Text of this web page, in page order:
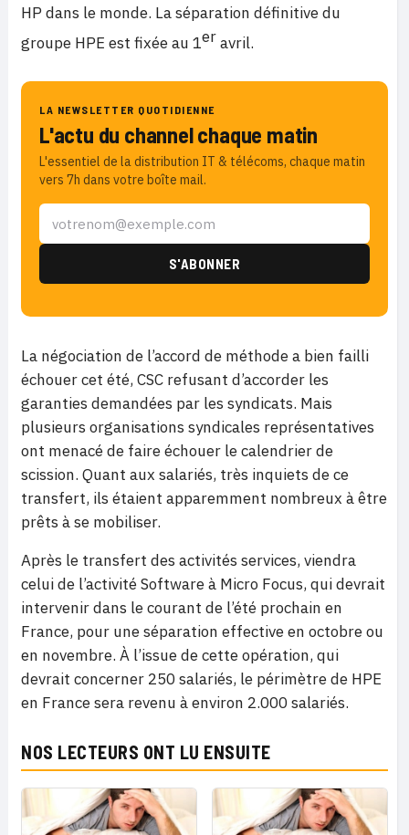
HP dans le monde. La séparation définitive du
groupe HPE est fixée au 1eravril.
LA NEWSLETTER QUOTIDIENNE
L'actu du channel chaque matin
L'essentiel de la distribution IT & télécoms, chaque matin
vers 7h dans votre boîte mail.
La négociation de l’accord de méthode a bien failli
échouer cet été, CSC refusant d’accorder les
garanties demandées par les syndicats. Mais
plusieurs organisations syndicales représentatives
ont menacé de faire échouer le calendrier de
scission. Quant aux salariés, très inquiets de ce
transfert, ils étaient apparemment nombreux à être
prêts à se mobiliser.
Après le transfert des activités services, viendra
celui de l’activité Software à Micro Focus, qui devrait
intervenir dans le courant de l’été prochain en
France, pour une séparation effective en octobre ou
en novembre. À l’issue de cette opération, qui
devrait concerner 250 salariés, le périmètre de HPE
en France sera revenu à environ 2.000 salariés.
NOS LECTEURS ONT LU ENSUITE